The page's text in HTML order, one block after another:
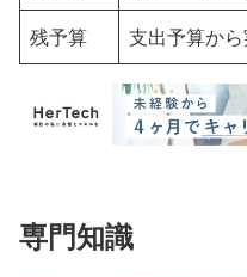
残予算 支出予算か
専門知識